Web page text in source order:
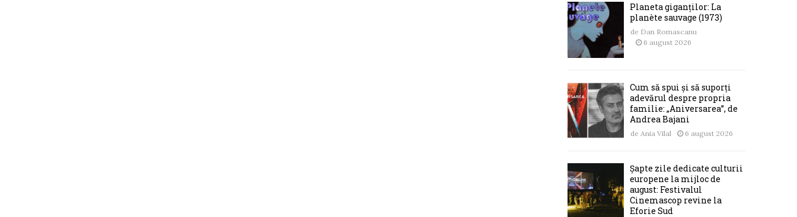
Planeta giganților: La
planète sauvage (1973)
de Dan Romascanu
6 august 2026
Cum să spui și să suporți
adevărul despre propria
familie: „Aniversarea”, de
Andrea Bajani
de Ania Vilal 6 august 2026
Șapte zile dedicate culturii
europene la mijloc de
august: Festivalul
Cinemascop revine la
Eforie Sud